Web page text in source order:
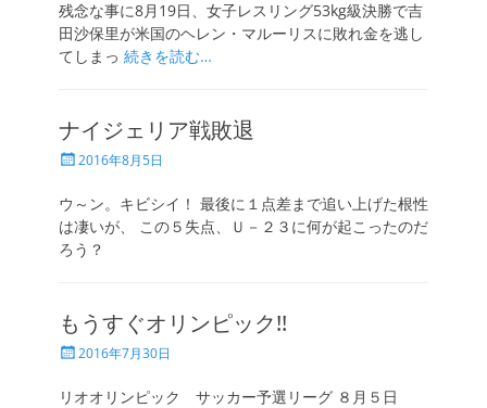
日
残念な事に8月19日、女子レスリング53kg級決勝で吉
田沙保里が米国のヘレン・マルーリスに敗れ金を逃し
てしまっ 続きを読む…
ナイジェリア戦敗退
投
日
2016年8月5日
ウ～ン。キビシイ！ 最後に１点差まで追い上げた根性
は凄いが、 この５失点、Ｕ－２３に何が起こったのだ
ろう？
もうすぐオリンピック!!
投
日
2016年7月30日
リオオリンピック サッカー予選リーグ ８月５日